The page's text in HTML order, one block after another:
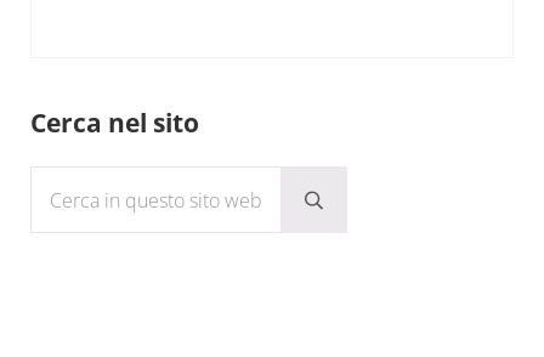
Sidebar
Cerca nel sito
Submit search